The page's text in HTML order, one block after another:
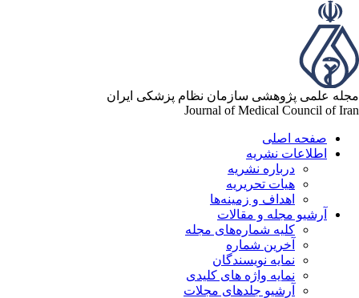
علمی پژوهشی سازمان نظام پزشکی ایران
Journal of Medical Council of
صفحه اصلی
اطلاعات نشریه
درباره نشریه
هیات تحریریه
اهداف و زمینه‌ها
آرشیو مجله و مقالات
کلیه شماره‌های مجله
آخرین شماره
نمایه نویسندگان
نمایه واژه های کلیدی
آرشیو جلدهای مجلات